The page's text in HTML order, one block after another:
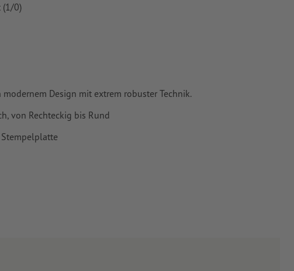
(1/0)
Design mit extrem robuster Technik.
von Rechteckig bis Rund